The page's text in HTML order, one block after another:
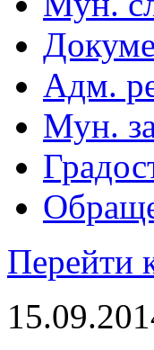
Адм.
Мун.
Перейти